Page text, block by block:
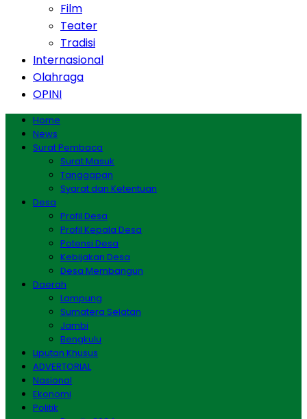
Film
Teater
Tradisi
Internasional
Olahraga
OPINI
Home
News
Surat Pembaca
Surat Masuk
Tanggapan
Syarat dan Ketentuan
Desa
Profil Desa
Profil Kepala Desa
Potensi Desa
Kebijakan Desa
Desa Membangun
Daerah
Lampung
Sumatera Selatan
Jambi
Bengkulu
Liputan Khusus
ADVERTORIAL
Nasional
Ekonomi
Politik